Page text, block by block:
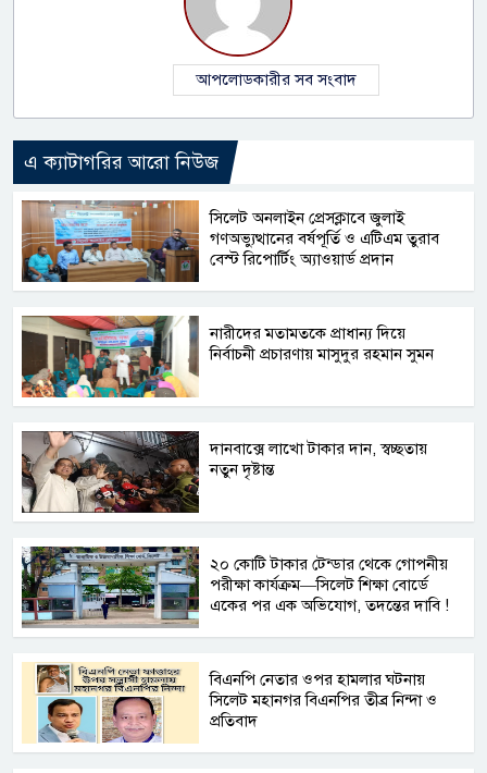
আপলোডকারীর সব সংবাদ
এ ক্যাটাগরির আরো নিউজ
সিলেট অনলাইন প্রেসক্লাবে জুলাই
গণঅভ্যুত্থানের বর্ষপূর্তি ও এটিএম তুরাব
বেস্ট রিপোর্টিং অ্যাওয়ার্ড প্রদান
নারীদের মতামতকে প্রাধান্য দিয়ে
নির্বাচনী প্রচারণায় মাসুদুর রহমান সুমন
দানবাক্সে লাখো টাকার দান, স্বচ্ছতায়
নতুন দৃষ্টান্ত
২০ কোটি টাকার টেন্ডার থেকে গোপনীয়
পরীক্ষা কার্যক্রম—সিলেট শিক্ষা বোর্ডে
একের পর এক অভিযোগ, তদন্তের দাবি !
বিএনপি নেতার ওপর হামলার ঘটনায়
সিলেট মহানগর বিএনপির তীব্র নিন্দা ও
প্রতিবাদ